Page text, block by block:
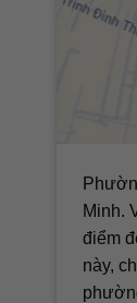
Minh.
điểm
này,